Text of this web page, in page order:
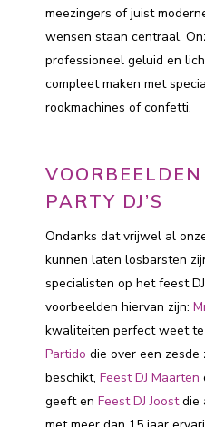
meezingers of juist
wensen staan centraal.
professioneel geluid en
compleet maken met
rookmachines of confetti.
PARTY DJ’S
Ondanks dat vrijwel al
kunnen laten losbarsten
specialisten op het feest
voorbeelden hiervan zijn:
kwaliteiten perfect weet te
Partido die over een
beschikt, Feest DJ Maarten
geeft en Feest DJ Joostdie